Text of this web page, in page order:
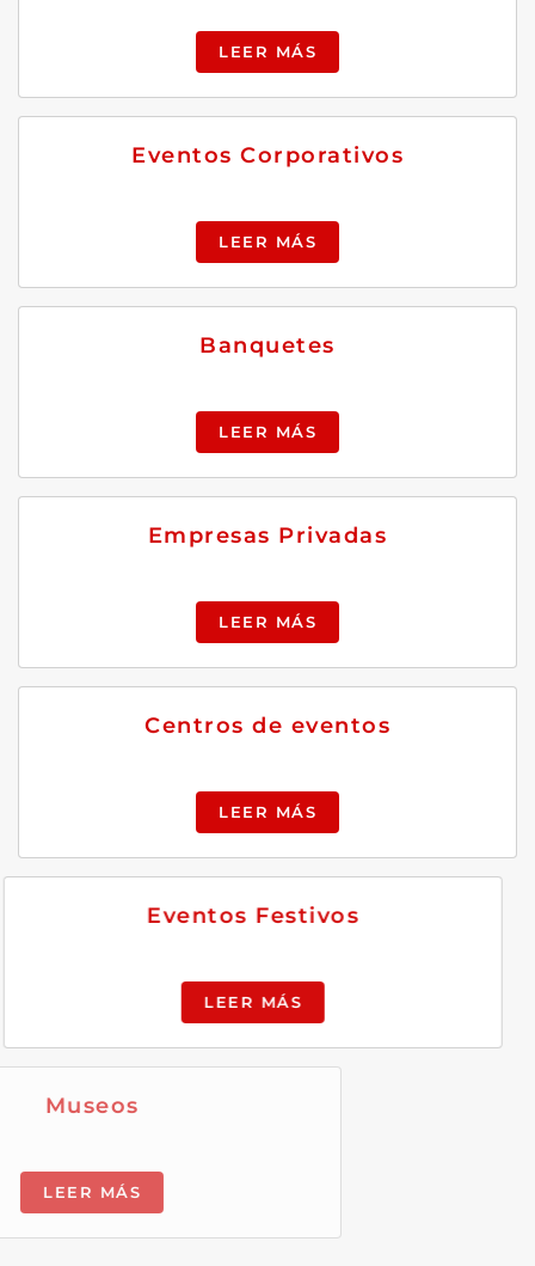
LEER MÁS
Eventos Corporativos
LEER MÁS
Banquetes
LEER MÁS
Empresas Privadas
LEER MÁS
Centros de eventos
LEER MÁS
Eventos Festivos
LEER MÁS